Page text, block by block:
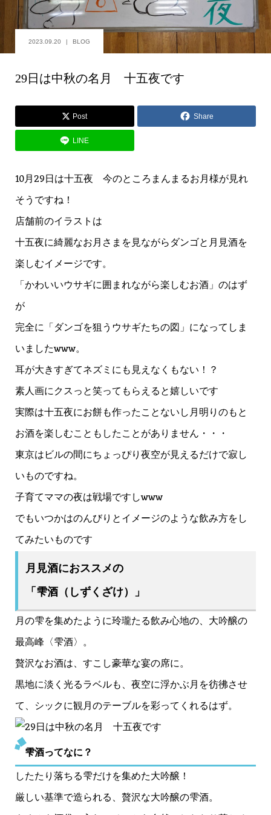
2023.09.20 BLOG
29日は中秋の名月 十五夜です
Post Share
LINE
10月29日は十五夜 今のところまんまるお月様が見れ
そうですね！
店舗前のイラストは
十五夜に綺麗なお月さまを見ながらダンゴと月見酒を
楽しむイメージです。
「かわいいウサギに囲まれながら楽しむお酒」のはず
が
完全に「ダンゴを狙うウサギたちの図」になってしま
いましたwww。
耳が大きすぎてネズミにも見えなくもない！？
素人画にクスっと笑ってもらえると嬉しいです
実際は十五夜にお餅も作ったことないし月明りのもと
お酒を楽しむこともしたことがありません・・・
東京はビルの間にちょっぴり夜空が見えるだけで寂し
いものですね。
子育てママの夜は戦場ですしwww
でもいつかはのんびりとイメージのような飲み方をし
てみたいものです
月見酒におススメの
「雫酒（しずくざけ）」
月の雫を集めたように玲瓏たる飲み心地の、大吟醸の
最高峰〈雫酒〉。
贅沢なお酒は、すこし豪華な宴の席に。
黒地に淡く光るラベルも、夜空に浮かぶ月を彷彿させ
て、シックに観月のテーブルを彩ってくれるはず。
雫酒ってなに？
したたり落ちる雫だけを集めた大吟醸！
厳しい基準で造られる、贅沢な大吟醸の雫酒。